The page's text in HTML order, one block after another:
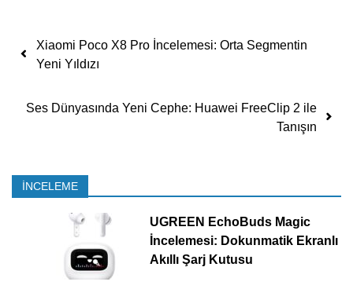
Yazı dolaşımı
Xiaomi Poco X8 Pro İncelemesi: Orta Segmentin
Yeni Yıldızı
Ses Dünyasında Yeni Cephe: Huawei FreeClip 2 ile
Tanışın
İNCELEME
UGREEN EchoBuds Magic
İncelemesi: Dokunmatik Ekranlı
Akıllı Şarj Kutusu